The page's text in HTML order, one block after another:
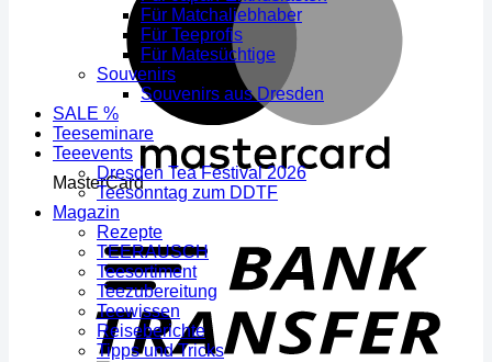
MasterCard
Für Matchaliebhaber
Für Teeprofis
Für Matesüchtige
Souvenirs
Souvenirs aus Dresden
SALE %
Teeseminare
Teeevents
Dresden Tea Festival 2026
Teesonntag zum DDTF
Magazin
Rezepte
TEERAUSCH
Teesortiment
Teezubereitung
Teewissen
Reiseberichte
Tipps und Tricks